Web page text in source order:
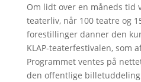
Om lidt over en måneds tid
teaterliv, når 100 teatre og
forestillinger danner den
KLAP-teaterfestivalen, som
Programmet ventes på
den offentlige billetuddeling